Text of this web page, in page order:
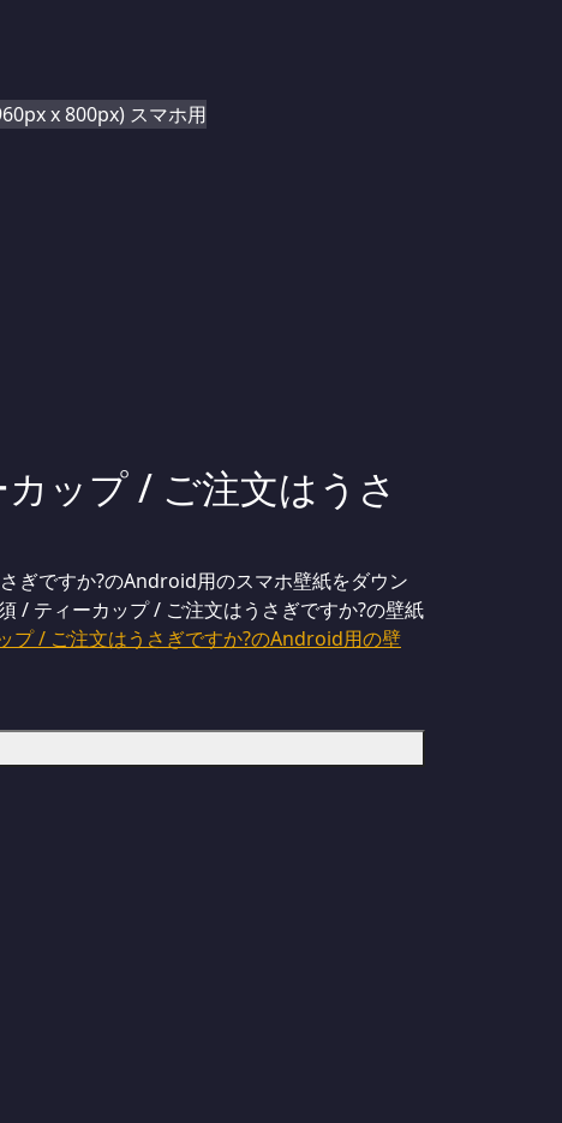
ップ / ご注文はうさ
ぎですか?のAndroid用のスマホ壁紙をダウン
/ ティーカップ / ご注文はうさぎですか?の壁紙
プ / ご注文はうさぎですか?のAndroid用の壁